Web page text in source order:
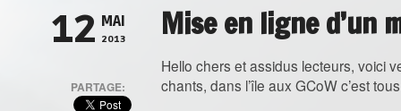
12 MAI
2013
PARTAGE:
Mise en ligne d’un
Hello chers et assidus lecteurs, voici
chants, dans l’île aux GCoW c’est